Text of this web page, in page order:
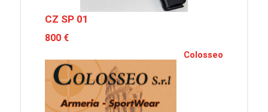
CZ SP 01
800 €
Colosseo